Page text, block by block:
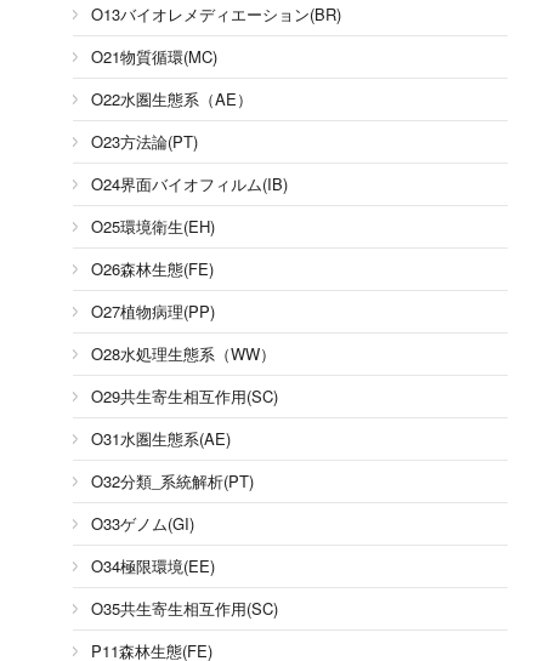
O13バイオレメディエーション(BR)
O21物質循環(MC)
O22水圏生態系（AE）
O23方法論(PT)
O24界面バイオフィルム(IB)
O25環境衛生(EH)
O26森林生態(FE)
O27植物病理(PP)
O28水処理生態系（WW）
O29共生寄生相互作用(SC)
O31水圏生態系(AE)
O32分類_系統解析(PT)
O33ゲノム(GI)
O34極限環境(EE)
O35共生寄生相互作用(SC)
P11森林生態(FE)